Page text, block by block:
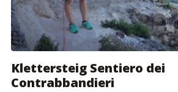
Klettersteig Sentiero dei
Contrabbandieri